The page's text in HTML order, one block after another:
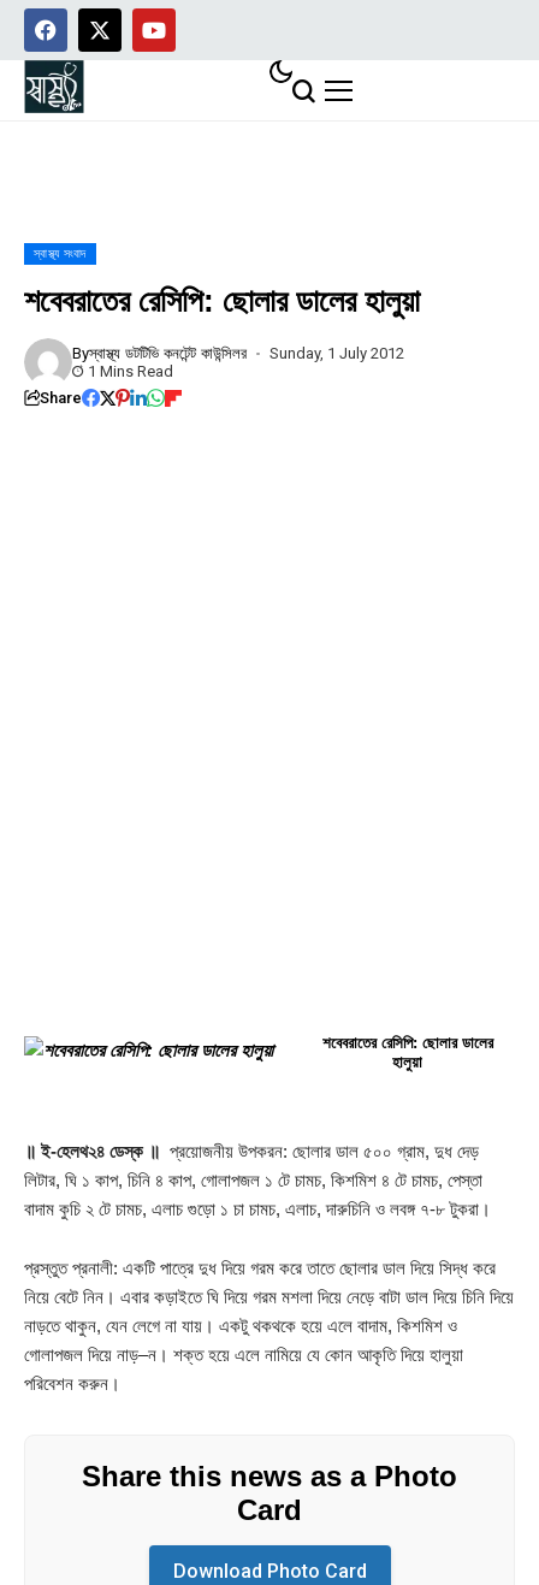
স্বাস্থ্য সংবাদ
শবেবরাতের রেসিপি: ছোলার ডালের হালুয়া
Byস্বাস্থ্য ডটটিভি কনটেন্ট কাউন্সিলর
Sunday, 1 July 2012
1 Mins Read
Share
শবেবরাতের রেসিপি: ছোলার ডালের
হালুয়া
॥ ই-হেলথ২৪ ডেস্ক ॥ প্রয়োজনীয় উপকরন: ছোলার ডাল ৫০০ গ্রাম, দুধ দেড়
লিটার, ঘি ১ কাপ, চিনি ৪ কাপ, গোলাপজল ১ টে চামচ, কিশমিশ ৪ টে চামচ, পেস্তা
বাদাম কুচি ২ টে চামচ, এলাচ গুড়ো ১ চা চামচ, এলাচ, দারুচিনি ও লবঙ্গ ৭-৮ টুকরা।
প্রস্তুত প্রনালী: একটি পাত্রে দুধ দিয়ে গরম করে তাতে ছোলার ডাল দিয়ে সিদ্ধ করে
নিয়ে বেটে নিন। এবার কড়াইতে ঘি দিয়ে গরম মশলা দিয়ে নেড়ে বাটা ডাল দিয়ে চিনি দিয়ে
নাড়তে থাকুন, যেন লেগে না যায়। একটু থকথকে হয়ে এলে বাদাম, কিশমিশ ও
গোলাপজল দিয়ে নাড়–ন। শক্ত হয়ে এলে নামিয়ে যে কোন আকৃতি দিয়ে হালুয়া
পরিবেশন করুন।
Share this news as a Photo
Card
Download Photo Card